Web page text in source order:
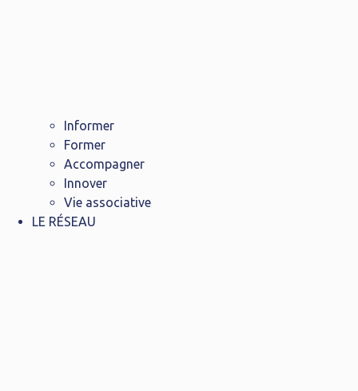
Informer
Former
Accompagner
Innover
Vie associative
LE RÉSEAU